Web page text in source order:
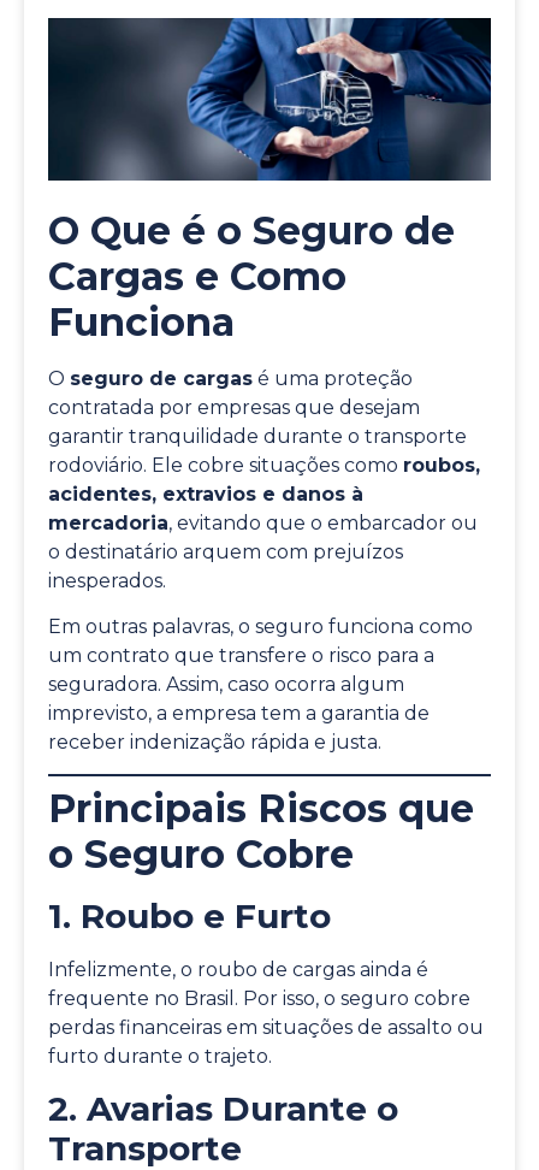
O Que é o Seguro de
Cargas e Como
Funciona
O seguro de cargas é uma proteção
contratada por empresas que desejam
garantir tranquilidade durante o transporte
rodoviário. Ele cobre situações como roubos,
acidentes, extravios e danos à
mercadoria, evitando que o embarcador ou
o destinatário arquem com prejuízos
inesperados.
Em outras palavras, o seguro funciona como
um contrato que transfere o risco para a
seguradora. Assim, caso ocorra algum
imprevisto, a empresa tem a garantia de
receber indenização rápida e justa.
Principais Riscos que
o Seguro Cobre
1. Roubo e Furto
Infelizmente, o roubo de cargas ainda é
frequente no Brasil. Por isso, o seguro cobre
perdas financeiras em situações de assalto ou
furto durante o trajeto.
2. Avarias Durante o
Transporte